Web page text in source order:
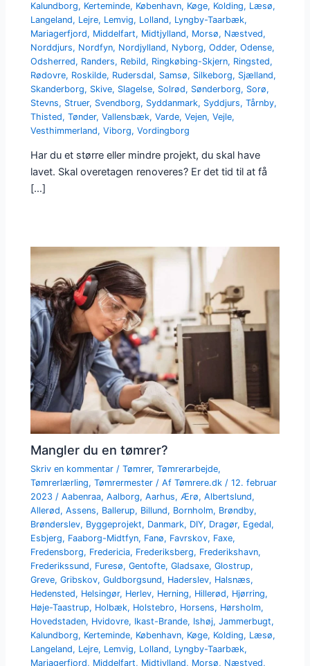
Kalundborg, Kerteminde, København, Køge, Kolding, Læsø,
Langeland, Lejre, Lemvig, Lolland, Lyngby-Taarbæk,
Mariagerfjord, Middelfart, Midtjylland, Morsø, Næstved,
Norddjurs, Nordfyn, Nordjylland, Nyborg,Odder,Odense,
Odsherred, Randers, Rebild, Ringkøbing-Skjern, Ringsted,
Rødovre, Roskilde, Rudersdal, Samsø, Silkeborg, Sjælland,
Skanderborg, Skive, Slagelse, Solrød, Sønderborg, Sorø,
Stevns, Struer, Svendborg, Syddanmark, Syddjurs,Tårnby,
Thisted,Tønder,Vallensbæk,Varde,Vejen,Vejle,
Vesthimmerland,Viborg,Vordingborg
Har du et større eller mindre projekt, du skal have
lavet. Skal overetagen renoveres? Er det tid til at få
[…]
Mangler du en tømrer?
Skriv en kommentar /Tømrer,Tømrerarbejde,
Tømrerlærling,Tømrermester / AfTømrere.dk/12. februar
2023/Aabenraa,Aalborg,Aarhus,Ærø,Albertslund,
Allerød,Assens, Ballerup, Billund, Bornholm, Brøndby,
Brønderslev, Byggeprojekt, Danmark, DIY, Dragør, Egedal,
Esbjerg, Faaborg-Midtfyn, Fanø, Favrskov, Faxe,
Fredensborg, Fredericia, Frederiksberg, Frederikshavn,
Frederikssund, Furesø,Gentofte,Gladsaxe,Glostrup,
Greve,Gribskov,Guldborgsund, Haderslev, Halsnæs,
Hedensted, Helsingør, Herlev, Herning, Hillerød, Hjørring,
Høje-Taastrup, Holbæk, Holstebro, Horsens, Hørsholm,
Hovedstaden, Hvidovre, Ikast-Brande, Ishøj,Jammerbugt,
Kalundborg, Kerteminde, København, Køge, Kolding, Læsø,
Langeland, Lejre, Lemvig, Lolland, Lyngby-Taarbæk,
Mariagerfjord, Middelfart, Midtjylland, Morsø, Næstved,